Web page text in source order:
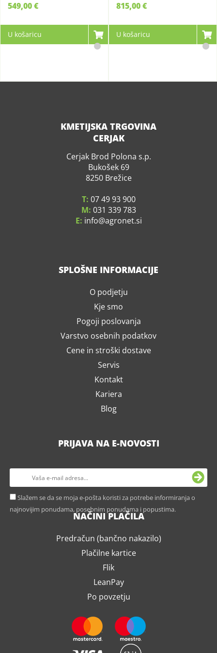
549,00 €
U košaricu
815,00 €
U košaricu
KMETIJSKA TRGOVINA
CERJAK
Cerjak Brod Polona s.p.
Bukošek 69
8250 Brežice
T: 07 49 93 900
M: 031 339 783
E: info agronet.si
SPLOŠNE INFORMACIJE
O podjetju
Kje smo
Pogoji poslovanja
Varstvo osebnih podatkov
Cene in stroški dostave
Servis
Kontakt
Kariera
Blog
PRIJAVA NA E-NOVOSTI
Slažem se da se moja e-pošta koristi za potrebe informiranja o
najnovijim ponudama, posebnim ponudama i popustima.
NAČINI PLAČILA
Predračun (bančno nakazilo)
Plačilne kartice
Flik
LeanPay
Po povzetju